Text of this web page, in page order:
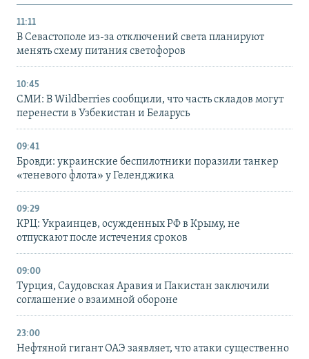
11:11
В Севастополе из-за отключений света планируют
менять схему питания светофоров
10:45
СМИ: В Wildberries сообщили, что часть складов могут
перенести в Узбекистан и Беларусь
09:41
Бровди: украинские беспилотники поразили танкер
«теневого флота» у Геленджика
09:29
КРЦ: Украинцев, осужденных РФ в Крыму, не
отпускают после истечения сроков
09:00
Турция, Саудовская Аравия и Пакистан заключили
соглашение о взаимной обороне
23:00
Нефтяной гигант ОАЭ заявляет, что атаки существенно